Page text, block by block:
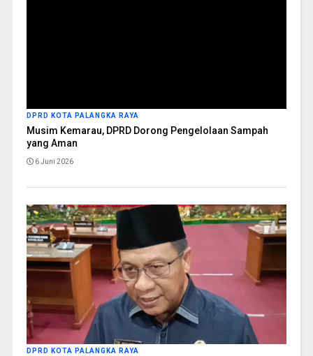
DPRD KOTA PALANGKA RAYA
Musim Kemarau, DPRD Dorong Pengelolaan Sampah
yang Aman
6 Juni 2026
DPRD KOTA PALANGKA RAYA